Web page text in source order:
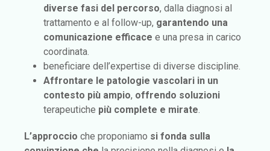
diverse fasi del percorso, dalla diagnosi al
trattamento e al follow-up, garantendo una
comunicazione efficace e una presa in carico
coordinata.
beneficiare dell’expertise di diverse discipline.
Affrontare le patologie vascolari in un
contesto più ampio, offrendo soluzioni
terapeutiche più complete e mirate.
L’approccio che proponiamo si fonda sulla